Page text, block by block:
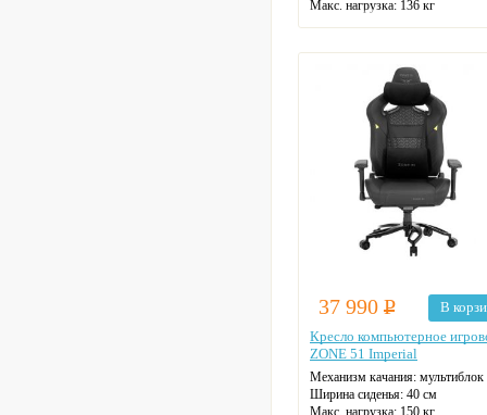
Макс. нагрузка: 136 кг
Регулировка высоты: газлифт
Крестовина: пятилучевая
Цвет: на выбор
37 990 Р
В
Кресло компьютерное
ZONE 51 Imperial
Механизм качания: мультиблок
Ширина сиденья: 40 см
Макс. нагрузка: 150 кг